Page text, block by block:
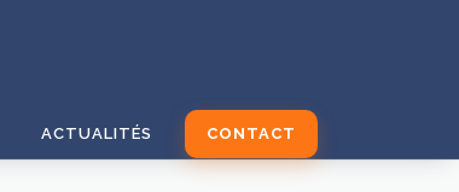
ACTUALITÉS CONTACT